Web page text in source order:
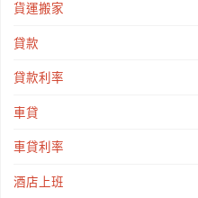
貨運搬家
貸款
貸款利率
車貸
車貸利率
酒店上班